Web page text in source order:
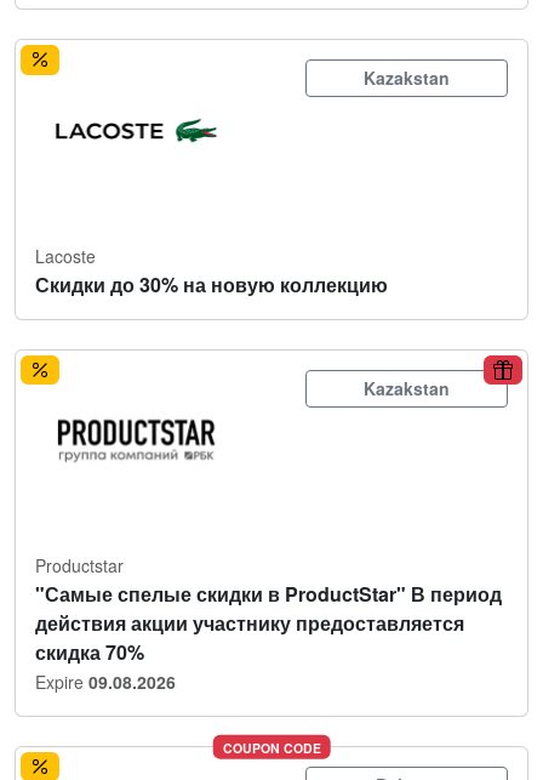
Kazakstan
Lacoste
Скидки до 30% на новую коллекцию
Kazakstan
Productstar
"Самые спелые скидки в ProductStar" В период
действия акции участнику предоставляется
скидка 70%
Expire 09.08.2026
COUPON CODE